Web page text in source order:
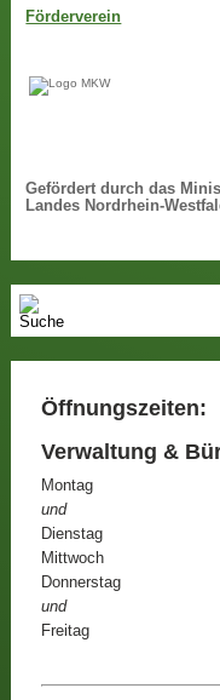
Förderverein
Gefördert durch das
Landes Nordrhein-
Öffnungszeiten:
Verwaltung &
Montag
und
Dienstag
Mittwoch
Donnerstag
und
Freitag